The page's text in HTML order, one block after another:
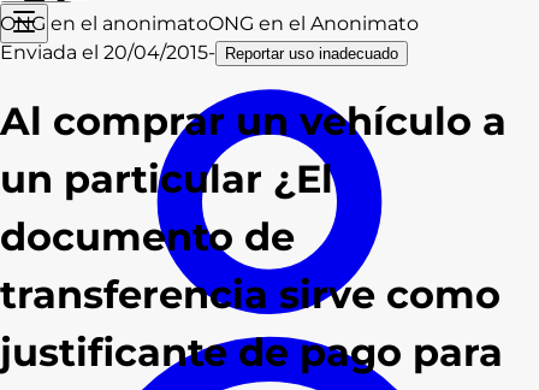
ONG en el anonimatoONG en el Anonimato
Enviada el 20/04/2015- Reportar uso inadecuado
Al comprar un vehículo a
un particular ¿El
documento de
transferencia sirve como
justificante de pago para